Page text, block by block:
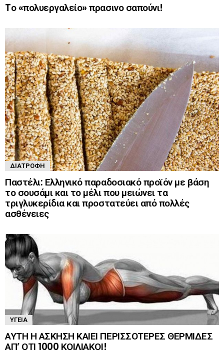
Tο «πολυεργαλείο» πρασινο σαπούνι!
ΔΙΑΤΡΟΦΉ
Παστέλι: Ελληνικό παραδοσιακό προϊόν με βάση
το σουσάμι και το μέλι που μειώνει τα
τριγλυκερίδια και προστατεύει από πολλές
ασθένειες
ΥΓΕΊΑ
ΑΥΤΗ Η ΑΣΚΗΣΗ ΚΑΙΕΙ ΠΕΡΙΣΣΟΤΕΡΕΣ ΘΕΡΜΙΔΕΣ
ΑΠ’ ΟΤΙ 1000 ΚΟΙΛΙΑΚΟΙ!